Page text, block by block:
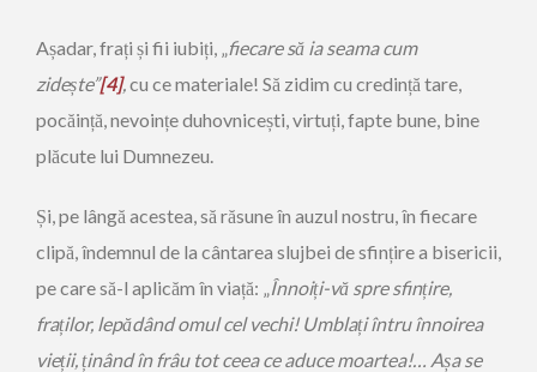
Așadar, frați și fii iubiți, „fiecare să ia seama cum
zidește”[4],cu ce materiale! Să zidim cu credință tare,
pocăință, nevoințe duhovnicești, virtuți, fapte bune, bine
plăcute lui Dumnezeu.
Și, pe lângă acestea, să răsune în auzul nostru, în fiecare
clipă, îndemnul de la cântarea slujbei de sfințire a bisericii,
pe care să-l aplicăm în viață: „Înnoiți-vă spre sfințire,
fraților, lepădând omul cel vechi! Umblațiîntruînnoirea
vieții,ținândîn frâu tot ceea ce aduce moartea!… Așa se